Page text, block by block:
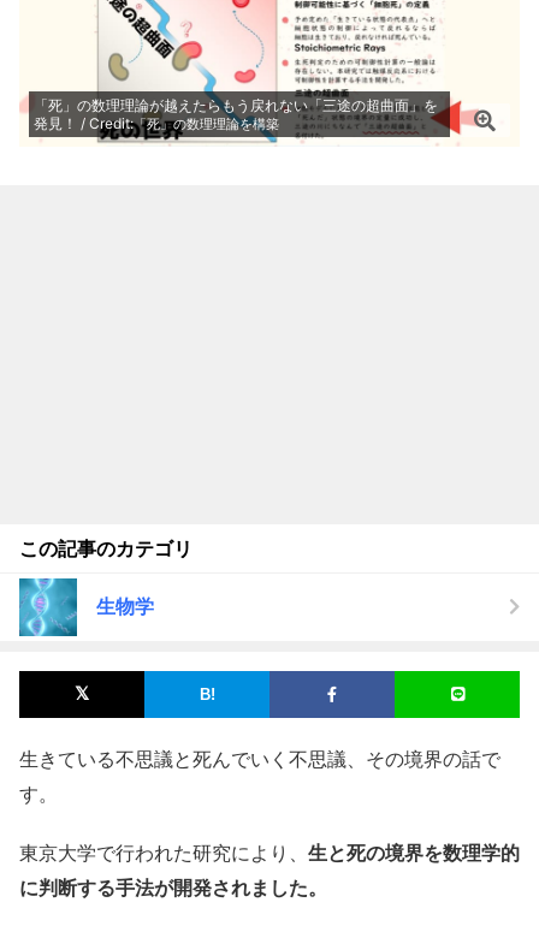
「死」の数理理論が越えたらもう戻れない「三途の超曲面」を
発見！ / Credit:「死」の数理理論を構築
この記事のカテゴリ
生物学
生きている不思議と死んでいく不思議、その境界の話で
す。
東京大学で行われた研究により、 生と死の境界を数理学的
に判断する手法が開発されました。